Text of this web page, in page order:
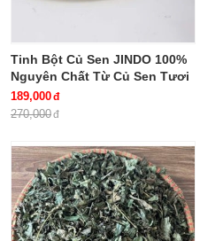
Tinh Bột Củ Sen JINDO 100%
Nguyên Chất Từ Củ Sen Tươi
Không Pha giúp thanh nhiệt,
giải độc, bổ khí, dưỡng huyết
189,000
270,000